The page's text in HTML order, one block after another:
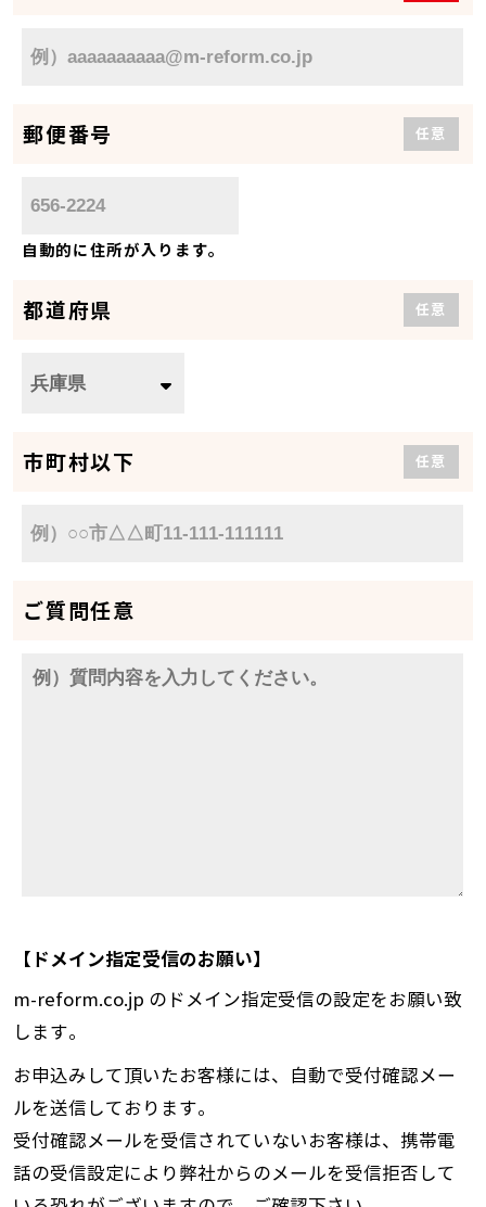
郵便番号 任意
自動的に住所が入ります。
都道府県 任意
市町村以下 任意
ご質問任意
【ドメイン指定受信のお願い】
m-reform.co.jp のドメイン指定受信の設定をお願い致
します。
お申込みして頂いたお客様には、自動で受付確認メー
ルを送信しております。
受付確認メールを受信されていないお客様は、携帯電
話の受信設定により弊社からのメールを受信拒否して